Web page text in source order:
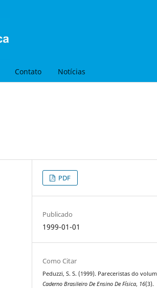
Contato Notícias
PDF
Publicado
1999-01-01
Como Citar
Peduzzi, S. S. (1999). Pareceristas do
Caderno Brasileiro De Ensino De Física, 16(3).